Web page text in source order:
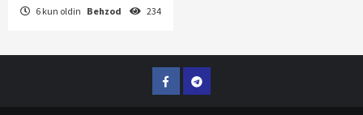
6 kun oldin Behzod 234
FacebookTelegram